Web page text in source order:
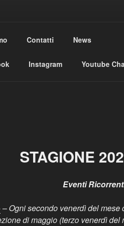
Contatti News
Instagram Youtube
STAGIONE
Eventi
– Ogni secondo venerdì del mese
di maggio (terzo venerdì del